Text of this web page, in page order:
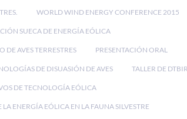
WORLD WIND ENERGY CONFERENCE 2015
SUECA DE ENERGÍA EÓLICA
AVES TERRESTRES PRESENTACIÓN ORAL
DE DISUASIÓN DE AVES TALLER DE
DE TECNOLOGÍA EÓLICA
LA ENERGÍA EÓLICA EN LA FAUNA SILVESTRE